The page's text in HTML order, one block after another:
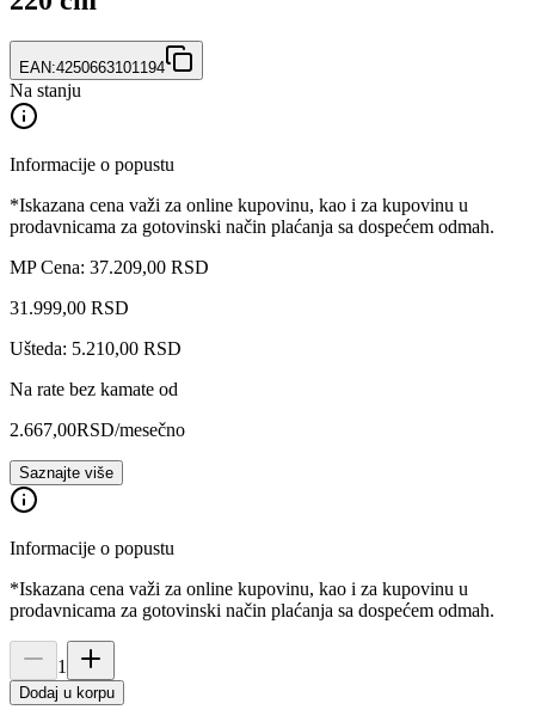
EAN:4250663101194
Na stanju
Informacije o popustu
*Iskazana cena važi za online kupovinu, kao i za kupovinu u
prodavnicama za gotovinski način plaćanja sa dospećem odmah.
MP Cena: 37.209,00 RSD
31.999,00 RSD
Ušteda: 5.210,00 RSD
Na rate bez kamate od
2.667,00RSD/mesečno
Saznajte više
Informacije o popustu
*Iskazana cena važi za online kupovinu, kao i za kupovinu u
prodavnicama za gotovinski način plaćanja sa dospećem odmah.
1
Dodaj u korpu